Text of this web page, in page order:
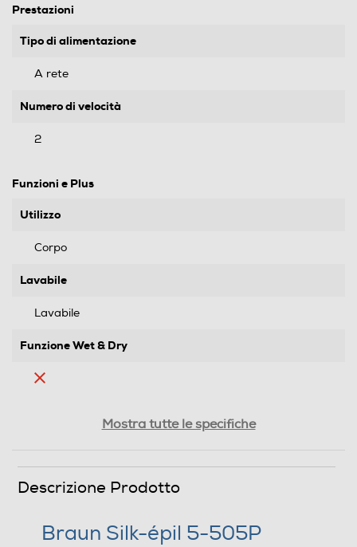
Prestazioni
Tipo di alimentazione
A rete
Numero di velocità
2
Funzioni e Plus
Utilizzo
Corpo
Lavabile
Lavabile
Funzione Wet & Dry
Testina di precisione
Mostra tutte le specifiche
Descrizione Prodotto
Braun Silk-épil 5-505P